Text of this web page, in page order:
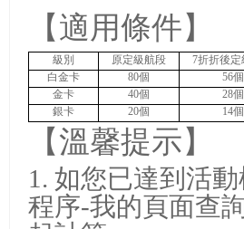
【適用條件】
級別 原定級航段 7折折後定
白金卡
80個 56個
金卡
40個 28個
銀卡
20個 14個
【溫馨提示】
1. 如您已達到活動
程序-我的頁面查